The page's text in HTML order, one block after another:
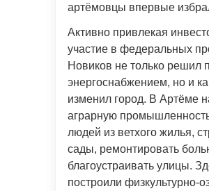
артёмовцы впервые
Активно привлекая
участие в федеральных
Новиков не только решил
энергоснабжением, но и
изменил город. В Артёме
аграрную
людей из ветхого жилья,
сады, ремонтировать
благоустраивать улицы.
построили физкультурно-